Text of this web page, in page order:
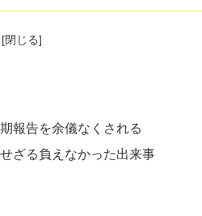
報告を余儀なくされる
ざる負えなかった出来事